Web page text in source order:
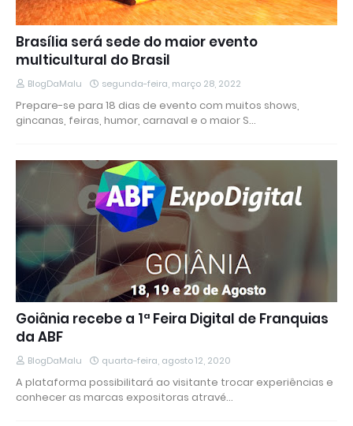
Brasília será sede do maior evento
multicultural do Brasil
BlogDaMalu segunda-feira, março 28, 2022
Prepare-se para 18 dias de evento com muitos shows,
gincanas, feiras, humor, carnaval e o maior S…
Goiânia recebe a 1ª Feira Digital de Franquias
da ABF
BlogDaMalu quarta-feira, agosto 12, 2020
A plataforma possibilitará ao visitante trocar experiências e
conhecer as marcas expositoras atravé…